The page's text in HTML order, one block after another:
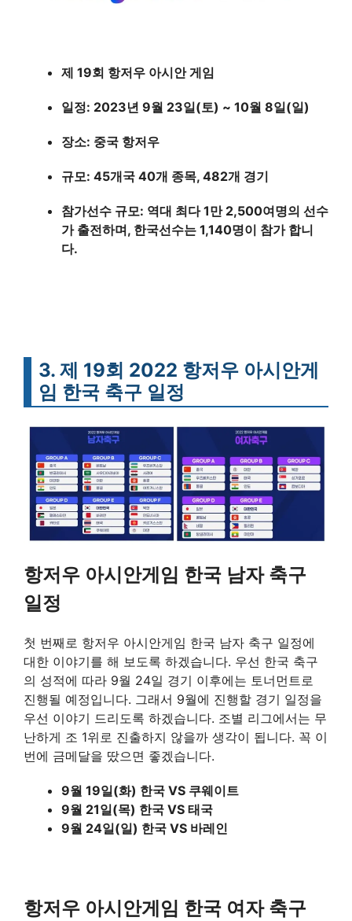
제 19회 항저우 아시안 게임
일정: 2023년 9월 23일(토) ~ 10월 8일(일)
장소: 중국 항저우
규모: 45개국 40개 종목, 482개 경기
참가선수 규모: 역대 최다 1만 2,500여명의 선수
가 출전하며, 한국선수는 1,140명이 참가 합니
다.
3. 제 19회 2022 항저우 아시안게
임 한국 축구 일정
항저우 아시안게임 한국 남자 축구
일정
첫 번째로 항저우 아시안게임 한국 남자 축구 일정에
대한 이야기를 해 보도록 하겠습니다. 우선 한국 축구
의 성적에 따라 9월 24일 경기 이후에는 토너먼트로
진행될 예정입니다. 그래서 9월에 진행할 경기 일정을
우선 이야기 드리도록 하겠습니다. 조별 리그에서는 무
난하게 조 1위로 진출하지 않을까 생각이 됩니다. 꼭 이
번에 금메달을 땄으면 좋겠습니다.
9월 19일(화) 한국 VS 쿠웨이트
9월 21일(목) 한국 VS 태국
9월 24일(일) 한국 VS 바레인
항저우 아시안게임 한국 여자 축구